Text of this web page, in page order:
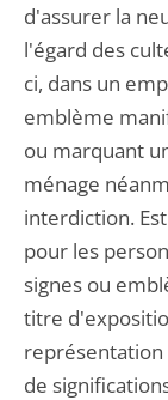
d'assurer la
l'égard des
ci, dans un
emblème
ou marquant
ménage
interdiction.
pour les
signes ou
titre
de